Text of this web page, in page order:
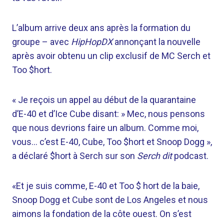
L’album arrive deux ans après la formation du
groupe – avec HipHopDXannonçant la nouvelle
après avoir obtenu un clip exclusif de MC Serch et
Too $hort.
« Je reçois un appel au début de la quarantaine
d’E-40 et d’Ice Cube disant: » Mec, nous pensons
que nous devrions faire un album. Comme moi,
vous… c’est E-40, Cube, Too $hort et Snoop Dogg »,
a déclaré $hort à Serch sur son Serch ditpodcast.
«Et je suis comme, E-40 et Too $ hort de la baie,
Snoop Dogg et Cube sont de Los Angeles et nous
aimons la fondation de la côte ouest. On s’est